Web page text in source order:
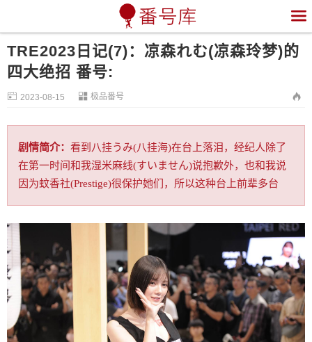

TRE2023日记(7)：凉森れむ(凉森玲梦)的
四大绝招 番号:
 2023-08-15  极品番号 
剧情简介： 看到八挂うみ(八挂海)在台上落泪，经纪人除了
在第一时间和我湿米麻线(すいません)说抱歉外，也和我说
因为蚊香社(Prestige)很保护她们，所以这种台上前辈多台